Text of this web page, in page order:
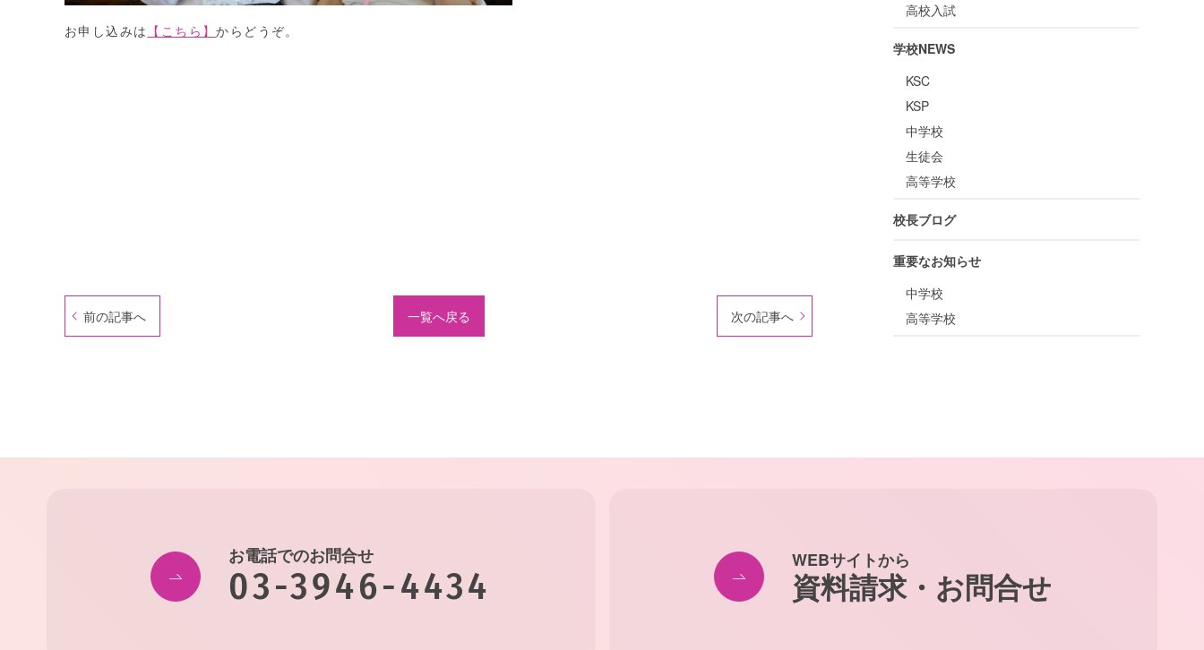
お申し込みは 【こちら】からどうぞ。
前の記事へ 一覧へ戻る 次の記事へ
高校入試
学校NEWS
KSC
KSP
中学校
生徒会
高等学校
校長ブログ
重要なお知らせ
中学校
高等学校
お電話でのお問合せ
03-3946-4434
WEBサイトから
資料請求・お問合せ